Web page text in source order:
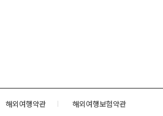
해외여행약관 해외여행보험약관